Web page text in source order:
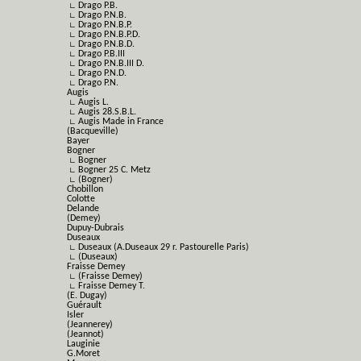
∟ Drago P.B.
∟ Drago P.N.B.
∟ Drago P.N.B.P.
∟ Drago P.N.B.P.D.
∟ Drago P.N.B.D.
∟ Drago P.B.III
∟ Drago P.N.B.III D.
∟ Drago P.N.D.
∟ Drago P.N.
Augis
∟ Augis L.
∟ Augis 28.S.B.L.
∟ Augis Made in France
(Bacqueville)
Bayer
Bogner
∟ Bogner
∟ Bogner 25 C. Metz
∟ (Bogner)
Chobillon
Colotte
Delande
(Demey)
Dupuy-Dubrais
Duseaux
∟ Duseaux (A.Duseaux 29 r. Pastourelle Paris)
∟ (Duseaux)
Fraisse Demey
∟ (Fraisse Demey)
∟ Fraisse Demey T.
(E. Dugay)
Guérault
Isler
(Jeannerey)
(Jeannot)
Lauginie
G.Moret